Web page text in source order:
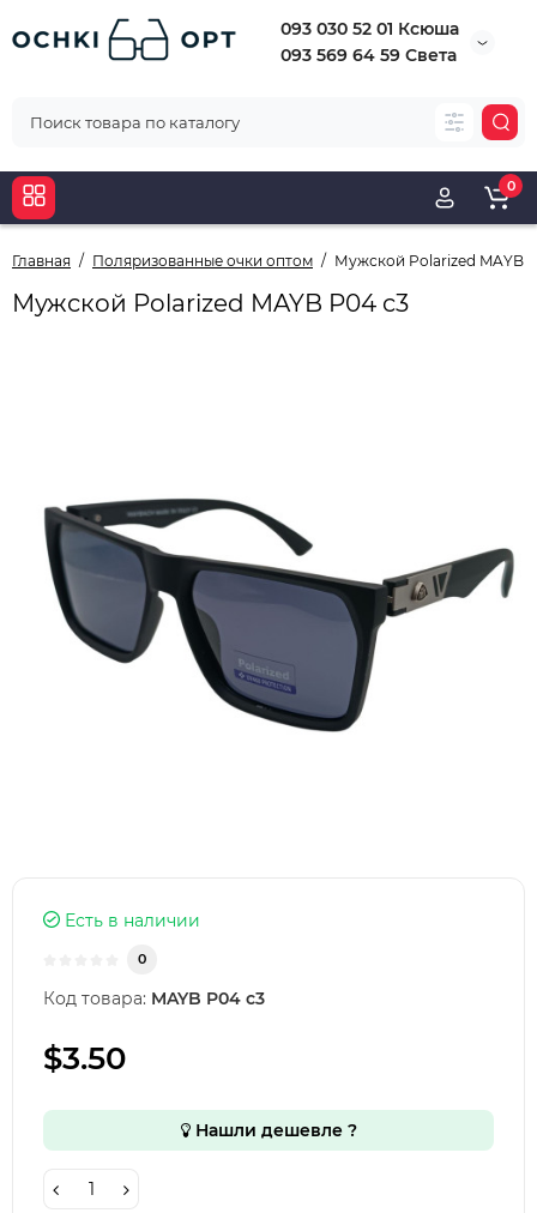
093 030 52 01 Ксюша
093 569 64 59 Света
0
Главная Поляризованные очки оптом Мужской Polarized MAYB
Мужской Polarized MAYB P04 c3
Есть в наличии
0
Код товара: MAYB P04 c3
$3.50
Нашли дешевле ?